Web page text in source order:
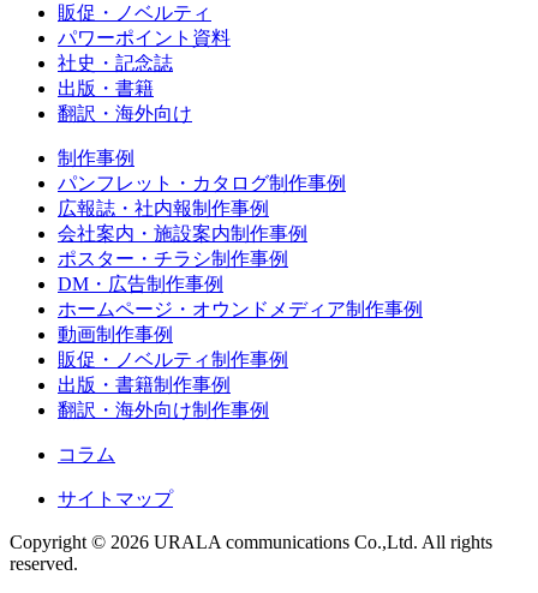
販促・ノベルティ
パワーポイント資料
社史・記念誌
出版・書籍
翻訳・海外向け
制作事例
パンフレット・カタログ制作事例
広報誌・社内報制作事例
会社案内・施設案内制作事例
ポスター・チラシ制作事例
DM・広告制作事例
ホームページ・オウンドメディア制作事例
動画制作事例
販促・ノベルティ制作事例
出版・書籍制作事例
翻訳・海外向け制作事例
コラム
サイトマップ
Copyright © 2026 URALA communications Co.,Ltd. All rights
reserved.